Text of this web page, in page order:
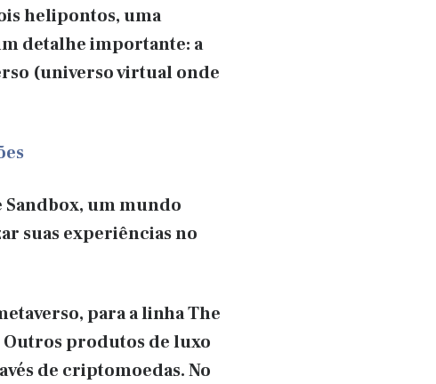
helipontos, uma
detalhe importante: a
(universo virtual onde
Sandbox, um mundo
suas experiências no
para a linha The
Outros produtos de luxo
de criptomoedas. No